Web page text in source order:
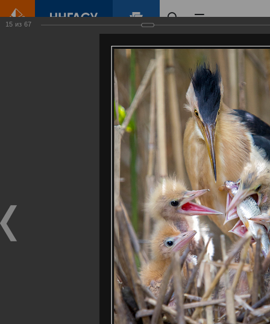
Галерея
Артемовские луга – жемчужина Нижегородского Поволжья
Фотогалерея
15 из 67